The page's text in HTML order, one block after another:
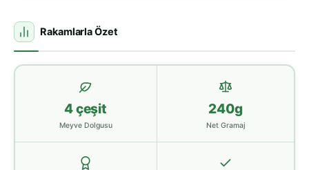
Rakamlarla Özet
4 çeşit
Meyve Dolgusu
240g
Net Gramaj